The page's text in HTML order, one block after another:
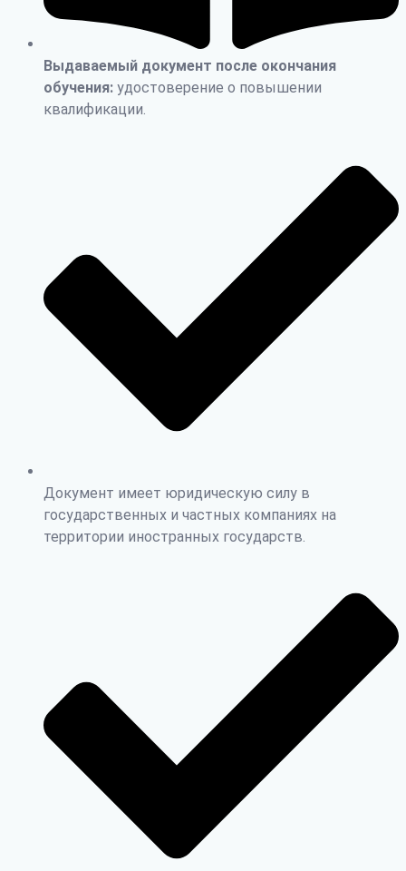
Выдаваемый документ после окончания
обучения: удостоверение о повышении
квалификации.
Документ имеет юридическую силу в
государственных и частных компаниях на
территории иностранных государств.